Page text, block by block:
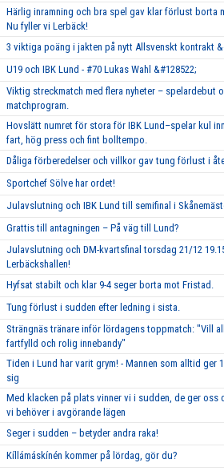
Härlig inramning och bra spel gav klar förlust borta
Nu fyller vi Lerbäck!
3 viktiga poäng i jakten på nytt Allsvenskt kontrakt
U19 och IBK Lund - #70 Lukas Wahl &#128522;
Viktig streckmatch med flera nyheter – spelardebut
matchprogram.
Hovslätt numret för stora för IBK Lund–spelar kul
fart, hög press och fint bolltempo.
Dåliga förberedelser och villkor gav tung förlust i
Sportchef Sölve har ordet!
Julavslutning och IBK Lund till semifinal i
Grattis till antagningen – På väg till Lund?
Julavslutning och DM-kvartsfinal torsdag 21/12
Lerbäckshallen!
Hyfsat stabilt och klar 9-4 seger borta mot Fristad.
Tung förlust i sudden efter ledning i sista.
Strängnäs tränare inför lördagens toppmatch: "Vill
fartfylld och rolig innebandy"
Tiden i Lund har varit grym! - Mannen som alltid ger
sig
Med klacken på plats vinner vi i sudden, de ger oss
vi behöver i avgörande lägen
Seger i sudden – betyder andra raka!
Kíllámáskínén kommer på lördag, gör du?